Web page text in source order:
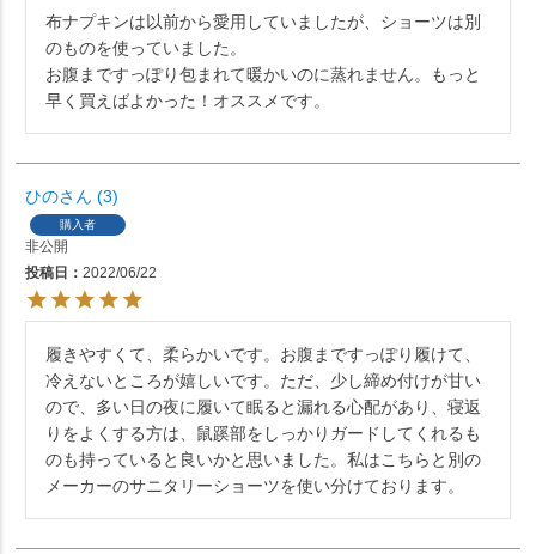
布ナプキンは以前から愛用していましたが、ショーツは別
のものを使っていました。
お腹まですっぽり包まれて暖かいのに蒸れません。もっと
ひの 3
購入者
非公開
投稿日
2022/06/22
履きやすくて、柔らかいです。お腹まですっぽり履けて、
冷えないところが嬉しいです。ただ、少し締め付けが甘い
ので、多い日の夜に履いて眠ると漏れる心配があり、寝返
りをよくする方は、鼠蹊部をしっかりガードしてくれるも
のも持っていると良いかと思いました。私はこちらと別の
メーカーのサニタリーショーツを使い分けております。